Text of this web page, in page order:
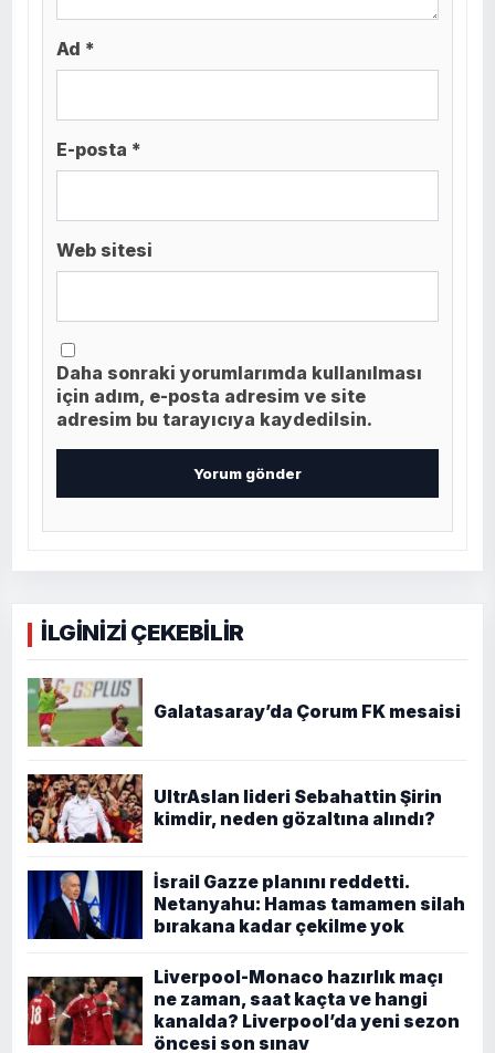
Ad *
E-posta *
Web sitesi
Daha sonraki yorumlarımda kullanılması
için adım, e-posta adresim ve site
adresim bu tarayıcıya kaydedilsin.
İLGİNİZİ ÇEKEBİLİR
Galatasaray’da Çorum FK mesaisi
UltrAslan lideri Sebahattin Şirin
kimdir, neden gözaltına alındı?
İsrail Gazze planını reddetti.
Netanyahu: Hamas tamamen silah
bırakana kadar çekilme yok
Liverpool-Monaco hazırlık maçı
ne zaman, saat kaçta ve hangi
kanalda? Liverpool’da yeni sezon
öncesi son sınav